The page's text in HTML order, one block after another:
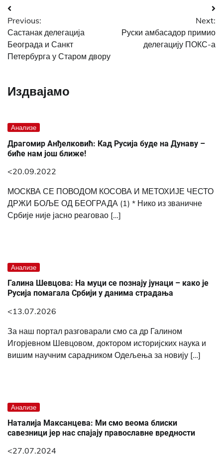
Post
navigation
Previous:
Састанак делегација
Београда и Санкт
Петербурга у Старом двору
Next:
Руски амбасадор примио
делегацију ПОКС-а
Издвајамо
Анализе
Драгомир Анђелковић: Кад Русија буде на Дунаву –
биће нам још ближе!
<20.09.2022
МОСКВА СЕ ПОВОДОМ КОСОВА И МЕТОХИЈЕ ЧЕСТО
ДРЖИ БОЉЕ ОД БЕОГРАДА (1) * Нико из званичне
Србије није јасно реаговао […]
Анализе
Галина Шевцова: На муци се познају јунаци – како је
Русија помагала Србији у данима страдања
<13.07.2026
За наш портал разговарали смо са др Галином
Игорјевном Шевцовом, доктором историјских наука и
вишим научним сарадником Одељења за новију […]
Анализе
Наталија Максанцева: Ми смо веома блиски
савезници јер нас спајају православне вредности
<27.07.2024